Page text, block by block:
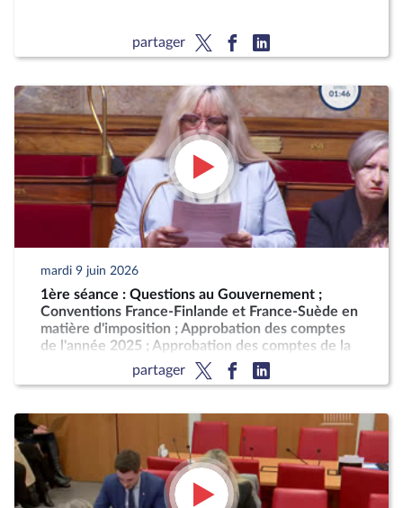
partager
mardi 9 juin 2026
1ère séance : Questions au Gouvernement ;
Conventions France-Finlande et France-Suède en
matière d'imposition ; Approbation des comptes
de l'année 2025 ; Approbation des comptes de la
sécurité sociale de l'année 2025
partager